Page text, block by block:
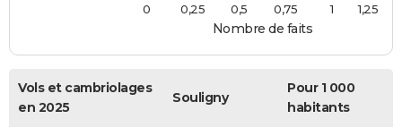
Nombre de faits
0
1
0,25 0,5 0,75 1,25
Vols et cambriolages
en 2025
Souligny
Pour 1 000
habitants